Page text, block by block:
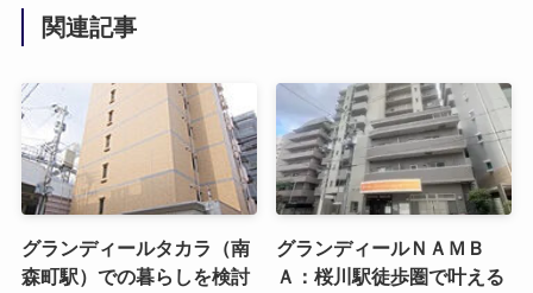
関連記事
グランディールタカラ（南
森町駅）での暮らしを検討
グランディールＮＡＭＢ
Ａ：桜川駅徒歩圏で叶える